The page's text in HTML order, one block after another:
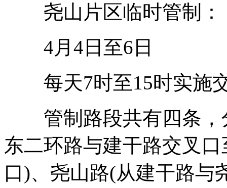
尧山片区临时管制：
4月4日至6日
每天7时至15时实施
管制路段共有四条，
东二环路与建干路交叉
口)、尧山路(从建干路与